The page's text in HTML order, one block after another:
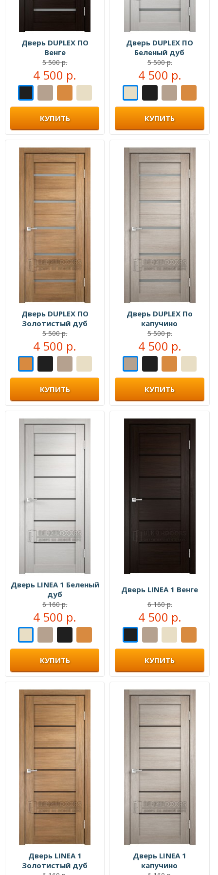
Дверь DUPLEX ПО
Венге
5 500 р.
4 500 р.
КУПИТЬ
Дверь DUPLEX ПО
Беленый дуб
5 500 р.
4 500 р.
КУПИТЬ
Дверь DUPLEX ПО
Золотистый дуб
5 500 р.
4 500 р.
КУПИТЬ
Дверь DUPLEX По
капучино
5 500 р.
4 500 р.
КУПИТЬ
Дверь LINEA 1 Беленый
дуб
6 160 р.
4 500 р.
КУПИТЬ
Дверь LINEA 1 Венге
6 160 р.
4 500 р.
КУПИТЬ
Дверь LINEA 1
Золотистый дуб
Дверь LINEA 1
капучино